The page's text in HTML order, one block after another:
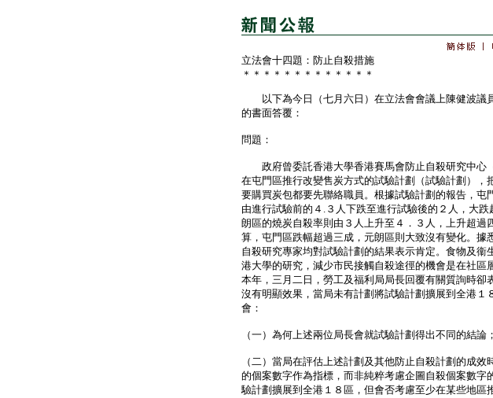
立法會十四題：防止自殺措施
＊＊＊＊＊＊＊＊＊＊＊＊＊
以下為今日（七月六日）在立法會會議上陳健波議
的書面答覆：
問題：
政府曾委託香港大學香港賽馬會防止自殺研究中心
在屯門區推行改變售炭方式的試驗計劃（試驗計劃），
要購買炭包都要先聯絡職員。根據試驗計劃的報告，屯
由進行試驗前的４.３人下跌至進行試驗後的２人，大
朗區的燒炭自殺率則由３人上升至４．３人，上升超過
算，屯門區跌幅超過三成，元朗區則大致沒有變化。據
自殺研究專家均對試驗計劃的結果表示肯定。食物及衞
港大學的研究，減少市民接觸自殺途徑的機會是在社區
本年，三月二日，勞工及福利局局長回覆有關質詢時卻
沒有明顯效果，當局未有計劃將試驗計劃擴展到全港１
會：
（一）為何上述兩位局長會就試驗計劃得出不同的結論；
（二）當局在評估上述計劃及其他防止自殺計劃的成
的個案數字作為指標，而非純粹考慮企圖自殺個案數字
驗計劃擴展到全港１８區，但會否考慮至少在某些地區